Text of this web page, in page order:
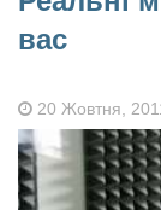
вас
20 Жовтня,